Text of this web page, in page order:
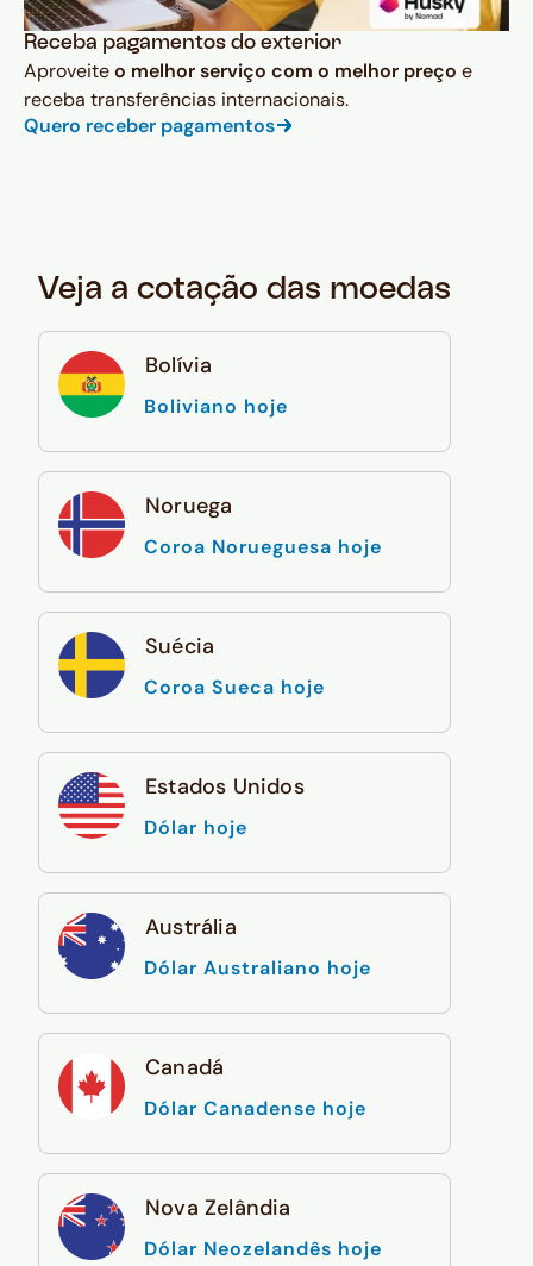
Receba pagamentos do exterior
Aproveiteo melhor serviço com o melhor preço e
receba transferências internacionais.
Quero receber pagamentos
Veja a cotação das moedas
Bolívia
Boliviano hoje
Noruega
Coroa Norueguesa hoje
Suécia
Coroa Sueca hoje
Estados Unidos
Dólar hoje
Austrália
Dólar Australiano hoje
Canadá
Dólar Canadense hoje
Nova Zelândia
Dólar Neozelandês hoje